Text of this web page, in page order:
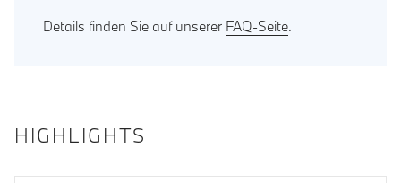
Details finden Sie auf unserer FAQ-Seite.
HIGHLIGHTS